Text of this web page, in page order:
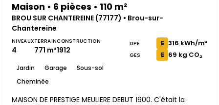
Maison • 6 pièces • 110 m²
BROU SUR CHANTEREINE (77177) • Brou-sur-
Chantereine
NIVEAUX
4
TERRAIN
771 m²
CONSTRUCTION
1912
Jardin Garage
Sous-sol
Cheminée
DPE E 316 kWh/m²
GES E 69 kg CO₂
MAISON DE PRESTIGE MEULIERE DEBUT 1900. C'était la